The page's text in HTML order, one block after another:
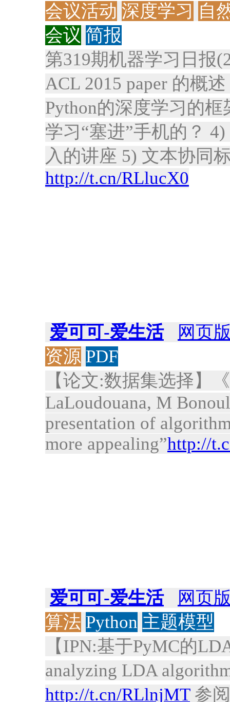
会议活动 深度学习 自
会议 简报
第319期机器学习日报
ACL 2015 paper 的概
Python的深度学习的
学习“塞进”手机的？
入的讲座 5) 文本协同
http://t.cn/RLlucX0
爱可可-爱生活
网页
资源 PDF
【论文:数据集选择】
LaLoudouana, M
presentation of
more appealing”http://
爱可可-爱生活
网页
算法 Python 主题模型
【IPN:基于PyMC的
analyzing LDA
http://t.cn/RLlnjMT参